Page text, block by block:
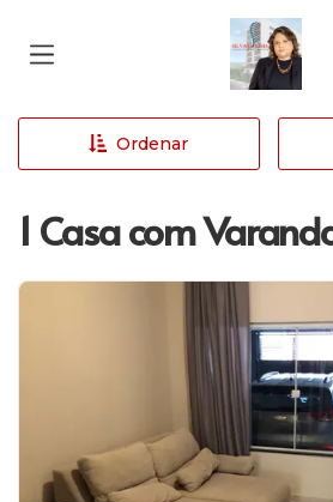
Página
Ordenar
1 Casa com